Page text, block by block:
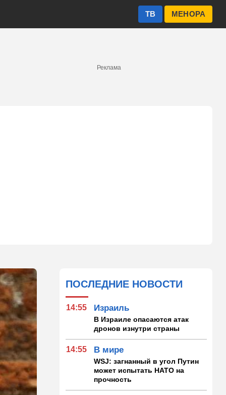
МЕНОРА
ТВ
Реклама
ПОСЛЕДНИЕ НОВОСТИ
14:55 Израиль
В Израиле опасаются атак
дронов изнутри страны
14:55 В мире
WSJ: загнанный в угол Путин
может испытать НАТО на
прочность